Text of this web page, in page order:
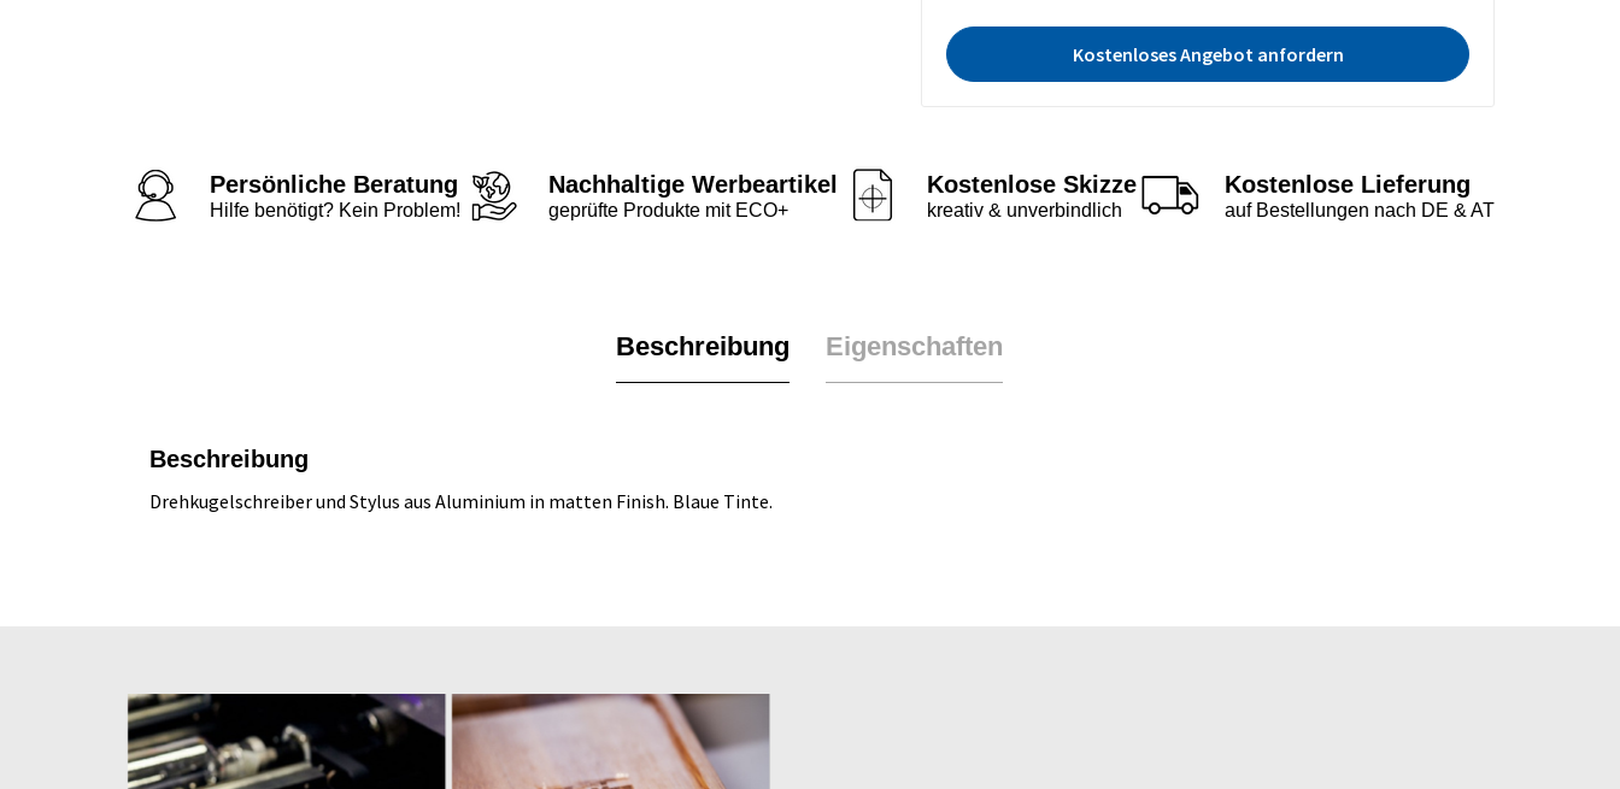
Kostenloses Angebot anfordern
Persönliche Beratung
Hilfe benötigt? Kein Problem!
Nachhaltige Werbeartikel
geprüfte Produkte mit ECO+
Kostenlose Skizze
kreativ & unverbindlich
Kostenlose Lieferung
auf Bestellungen nach DE & AT
Beschreibung Eigenschaften
Beschreibung
Drehkugelschreiber und Stylus aus Aluminium in matten Finish. Blaue Tinte.